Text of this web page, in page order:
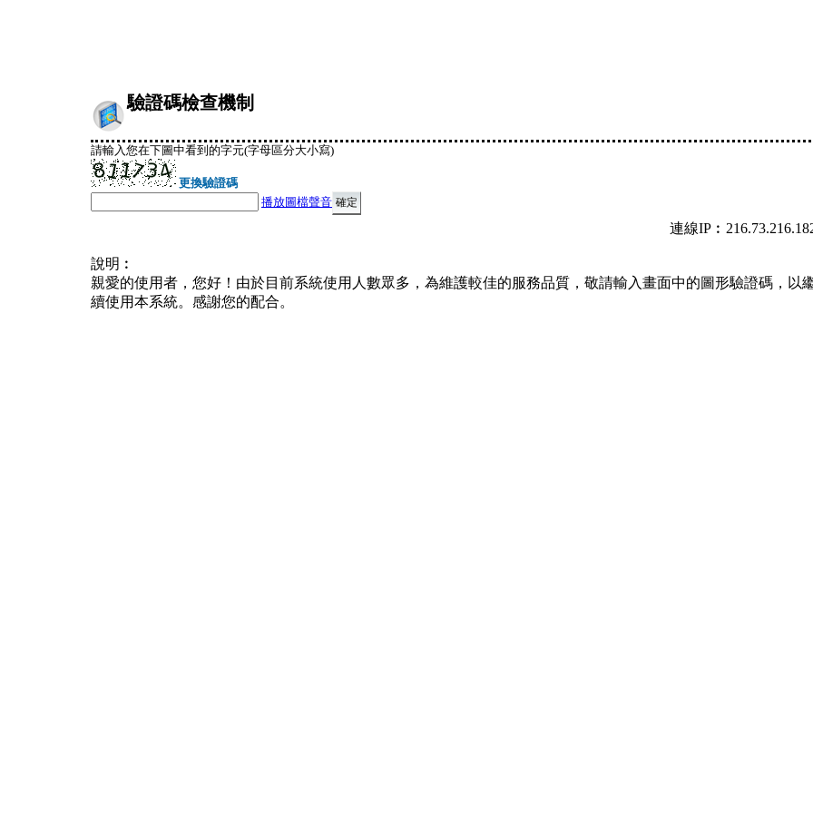
驗證碼檢查機制
請輸入您在下圖中看到的字元(字母區分大小寫)
更換驗證碼
播放圖檔聲音
連線
說明︰
親愛的使用者，您好！由於目前系統使用人數眾多，為維護較佳的服務品質，敬請輸入畫面中的圖形驗證碼，以
續使用本系統。感謝您的配合。